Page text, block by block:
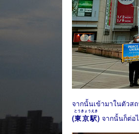
จากนั้นเข้ามาในตัวส
(東京駅
とうきょうえき
) จากนั้นก็ต่อ